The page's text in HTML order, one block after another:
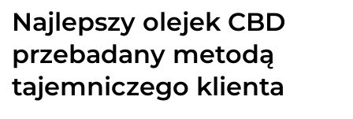
Najlepszy olejek CBD
przebadany metodą
tajemniczego klienta